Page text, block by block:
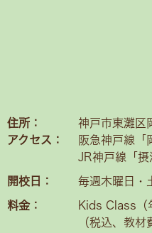
住所：
アクセス：
神戸市東灘区
阪急神戸線「
JR神戸線「
開校日： 毎週木曜日・
料金：
Kids Class
（税込、教材